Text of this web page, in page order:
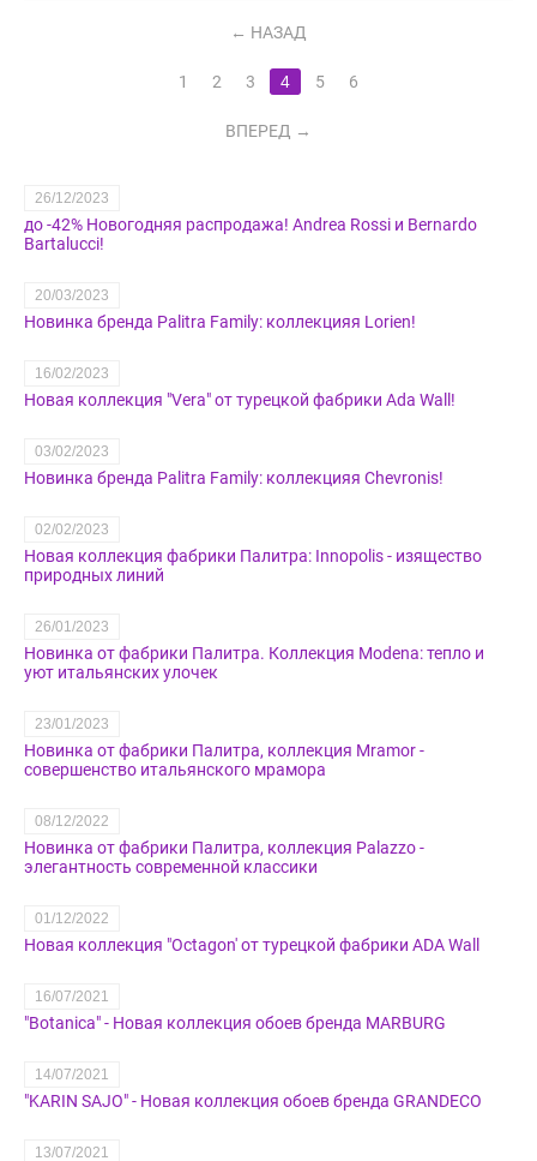
НАЗАД
1 2 3 4 5 6
ВПЕРЕД
26/12/2023
до -42% Новогодняя распродажа! Andrea Rossi и Bernardo
Bartalucci!
20/03/2023
Новинка бренда Palitra Family: коллекцияя Lorien!
16/02/2023
Новая коллекция "Vera" от турецкой фабрики Ada Wall!
03/02/2023
Новинка бренда Palitra Family: коллекцияя Chevronis!
02/02/2023
Новая коллекция фабрики Палитра: Innopolis - изящество
природных линий
26/01/2023
Новинка от фабрики Палитра. Коллекция Modena: тепло и
уют итальянских улочек
23/01/2023
Новинка от фабрики Палитра, коллекция Mramor -
совершенство итальянского мрамора
08/12/2022
Новинка от фабрики Палитра, коллекция Palazzo -
элегантность современной классики
01/12/2022
Новая коллекция "Octagon' от турецкой фабрики ADA Wall
16/07/2021
"Botanica" - Новая коллекция обоев бренда MARBURG
14/07/2021
"KARIN SAJO" - Новая коллекция обоев бренда GRANDECO
13/07/2021